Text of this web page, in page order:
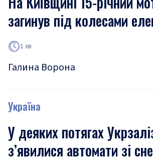
загинув під колесами
1 хв
Галина Ворона
Україна
У деяких потягах
з’явилися автомати зі